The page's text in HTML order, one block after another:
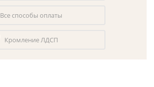
Все способы оплаты
Кромление ЛДСП